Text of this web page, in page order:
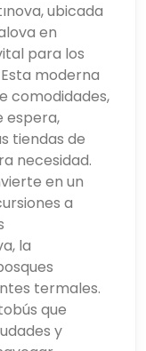
ubicada
en
para los
moderna
comodidades,
espera,
tiendas de
necesidad.
en un
a
la
termales.
que
y